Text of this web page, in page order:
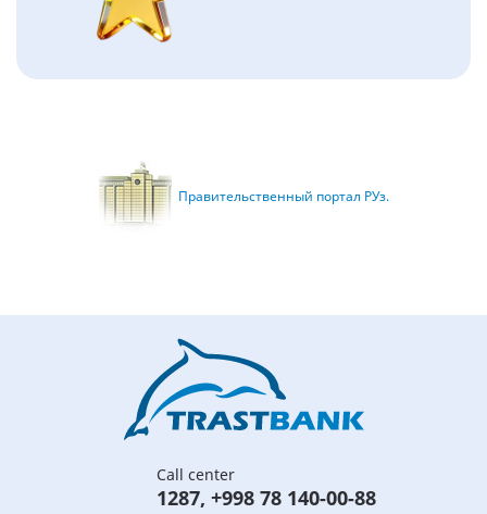
Правительственный портал РУз.
Call center
1287, +998 78 140-00-88